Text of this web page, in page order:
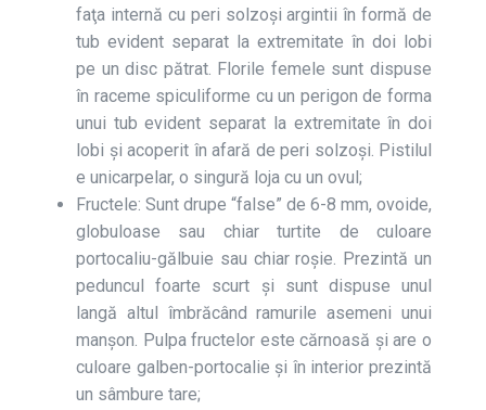
faţa inter­nă cu peri solzoşi argintii în formă de
tub evident separat la extremitate în doi lobi
pe un disc pătrat. Florile femele sunt dispuse
în raceme spiculiforme cu un perigon de forma
unui tub evident separat la extremitate în doi
lobi şi acoperit în afară de peri solzoşi. Pistilul
e unicarpelar, o singură loja cu un ovul;
Fructele: Sunt drupe “false” de 6-8 mm, ovoide,
globuloase sau chiar turtite de culoare
portocaliu-gălbuie sau chiar roşie. Prezintă un
peduncul foarte scurt şi sunt dispuse unul
langă altul îmbrăcând ramurile asemeni unui
manşon. Pulpa fructelor este cărnoasă și are o
culoare galben-portocalie și în interior prezintă
un sâmbure tare;